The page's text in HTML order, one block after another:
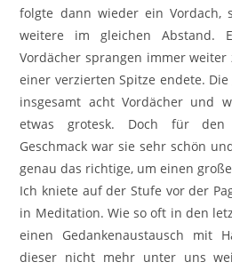
folgte dann wieder ein Vordach,
weitere im gleichen Abstand.
Vordächer sprangen immer weiter
einer verzierten Spitze endete.
insgesamt acht Vordächer und
etwas grotesk. Doch für den
Geschmack war sie sehr schön
genau das richtige, um einen
Ich kniete auf der Stufe vor der
in Meditation. Wie so oft in den
einen Gedankenaustausch mit
dieser nicht mehr unter uns